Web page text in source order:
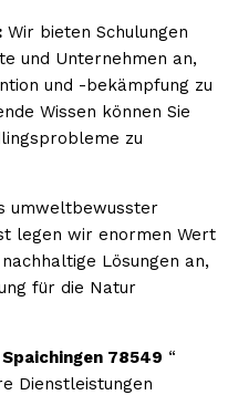
Wir bieten Schulungen
und Unternehmen an,
und -bekämpfung zu
Wissen können Sie
zu
umweltbewusster
legen wir enormen Wert
Lösungen an,
für die Natur
Spaichingen 78549 “
Dienstleistungen